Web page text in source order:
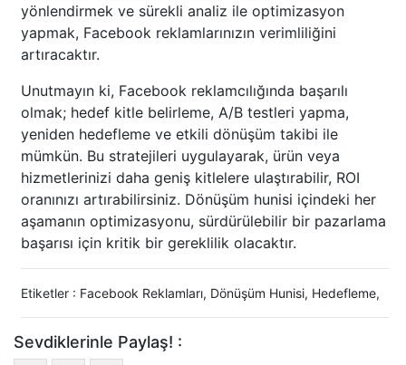
yönlendirmek ve sürekli analiz ile optimizasyon
yapmak, Facebook reklamlarınızın verimliliğini
artıracaktır.
Unutmayın ki, Facebook reklamcılığında başarılı
olmak; hedef kitle belirleme, A/B testleri yapma,
yeniden hedefleme ve etkili dönüşüm takibi ile
mümkün. Bu stratejileri uygulayarak, ürün veya
hizmetlerinizi daha geniş kitlelere ulaştırabilir, ROI
oranınızı artırabilirsiniz. Dönüşüm hunisi içindeki her
aşamanın optimizasyonu, sürdürülebilir bir pazarlama
başarısı için kritik bir gereklilik olacaktır.
Etiketler : Facebook Reklamları, Dönüşüm Hunisi, Hedefleme,
Sevdiklerinle Paylaş! :